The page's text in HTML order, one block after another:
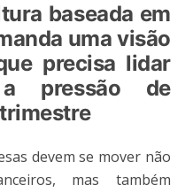
baseada em
uma visão
precisa lidar
pressão de
devem se mover não
mas também